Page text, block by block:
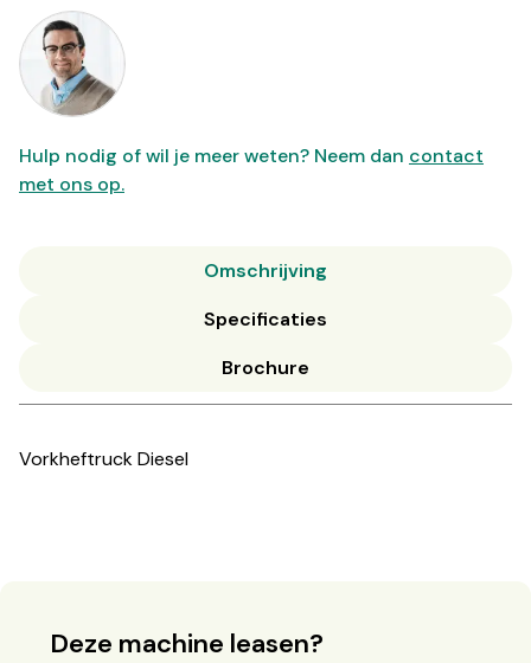
Hulp nodig of wil je meer weten? Neem dan contact
met ons op.
Omschrijving
Specificaties
Brochure
Vorkheftruck Diesel
Deze machine leasen?